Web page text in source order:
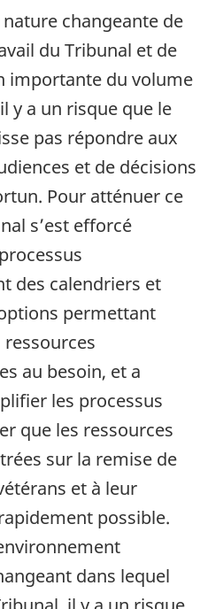
nature changeante de
du Tribunal et de
importante du volume
y a un risque que le
pas répondre aux
et de décisions
Pour atténuer ce
s’est efforcé
des calendriers et
permettant
ressources
au besoin, et a
les processus
que les ressources
sur la remise de
et à leur
possible.
dans lequel